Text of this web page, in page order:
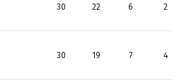
30 22 6 2
30 19 7 4